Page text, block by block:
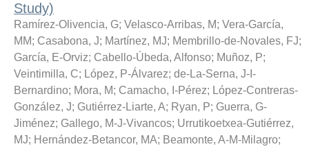
Study)
Ramírez-Olivencia, G; Velasco-Arribas, M; Vera-García,
MM; Casabona, J; Martínez, MJ; Membrillo-de-Novales, FJ;
García, E-Orviz; Cabello-Úbeda, Alfonso; Muñoz, P;
Veintimilla, C; López, P-Álvarez; de-La-Serna, J-I-
Bernardino; Mora, M; Camacho, I-Pérez; López-Contreras-
González, J; Gutiérrez-Liarte, A; Ryan, P; Guerra, G-
Jiménez; Gallego, M-J-Vivancos; Urrutikoetxea-Gutiérrez,
MJ; Hernández-Betancor, MA; Beamonte, A-M-Milagro;